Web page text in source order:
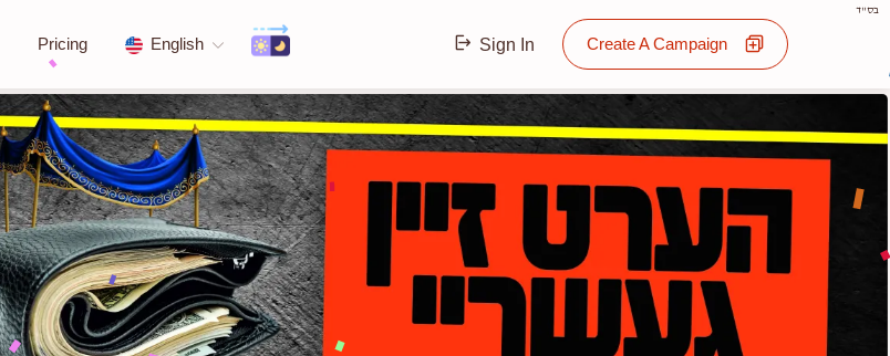
בס"ד
Pricing English Sign In Create A Campaign